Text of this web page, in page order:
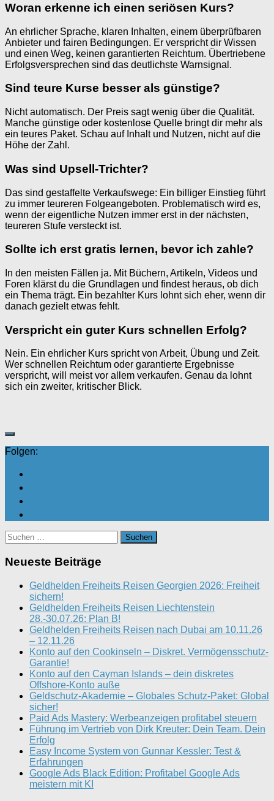
Woran erkenne ich einen seriösen Kurs?
An ehrlicher Sprache, klaren Inhalten, einem überprüfbaren
Anbieter und fairen Bedingungen. Er verspricht dir Wissen
und einen Weg, keinen garantierten Reichtum. Übertriebene
Erfolgsversprechen sind das deutlichste Warnsignal.
Sind teure Kurse besser als günstige?
Nicht automatisch. Der Preis sagt wenig über die Qualität.
Manche günstige oder kostenlose Quelle bringt dir mehr als
ein teures Paket. Schau auf Inhalt und Nutzen, nicht auf die
Höhe der Zahl.
Was sind Upsell-Trichter?
Das sind gestaffelte Verkaufswege: Ein billiger Einstieg führt
zu immer teureren Folgeangeboten. Problematisch wird es,
wenn der eigentliche Nutzen immer erst in der nächsten,
teureren Stufe versteckt ist.
Sollte ich erst gratis lernen, bevor ich zahle?
In den meisten Fällen ja. Mit Büchern, Artikeln, Videos und
Foren klärst du die Grundlagen und findest heraus, ob dich
ein Thema trägt. Ein bezahlter Kurs lohnt sich eher, wenn dir
danach gezielt etwas fehlt.
Verspricht ein guter Kurs schnellen Erfolg?
Nein. Ein ehrlicher Kurs spricht von Arbeit, Übung und Zeit.
Wer schnellen Reichtum oder garantierte Ergebnisse
verspricht, will meist vor allem verkaufen. Genau da lohnt
sich ein zweiter, kritischer Blick.
Folgen:
Suchen
nach:
Neueste Beiträge
Geldhelden Freiheits Reisen Georgien 2026: Freiheit
sichern!
Geldhelden Freiheits Reisen Liechtenstein
28.-30.07.26: Plan B!
Geldhelden Freiheits Reisen nach Dubai am 10.11.26
– 12.11.26
Konto auf den Cookinseln – Diskret. Vermögensschutz-
Garantie!
Konto auf den Cayman Islands – dein diskretes
Offshore-Konto auße
Geldschutz-Akademie – Globales Schutz-Paket: Global
sicher!
Paid Ads Mastery: Werbeanzeigen profitabel steuern
Führung im Vertrieb von Dirk Kreuter: Dein Team. Dein
Erfolg
Easy Income System von Gunnar Kessler: Test &
Erfahrungen
Google Ads Black Edition: Profitabel Google Ads
meistern mit KI